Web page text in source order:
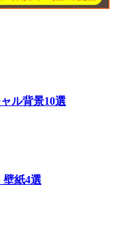
ル背景10選
紙4選